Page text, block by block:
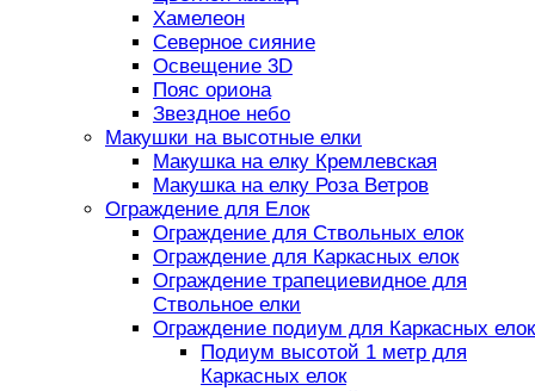
Хамелеон
Северное сияние
Освещение 3D
Пояс ориона
Звездное небо
Макушки на высотные елки
Макушка на елку Кремлевская
Макушка на елку Роза Ветров
Ограждение для Елок
Ограждение для Ствольных елок
Ограждение для Каркасных елок
Ограждение трапециевидное для
Ствольное елки
Ограждение подиум для Каркасных елок
Подиум высотой 1 метр для
Каркасных елок